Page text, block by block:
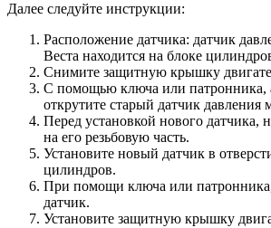
Далее следуйте инструкции:
Расположение датчика: датчик
Веста находится на блоке
Снимите защитную крышку
С помощью ключа или патронника,
открутите старый датчик давления
Перед установкой нового датчика,
на его резьбовую часть.
Установите новый датчик в
цилиндров.
При помощи ключа или патронника,
датчик.
Установите защитную крышку